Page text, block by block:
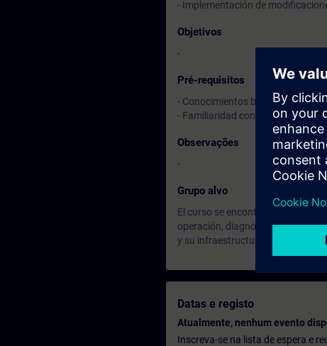
- Implementación de
Objetivos
-
Pré-requisitos
- Conocimientos básicos de
- Familiaridad con conceptos
Observações
-
Grupo alvo
El curso se encontrará orientado
operación, diagnóstico e
y su infraestructura de
Datas e registo
Atualmente, nenhum evento
Inscreva-se na lista de espera e